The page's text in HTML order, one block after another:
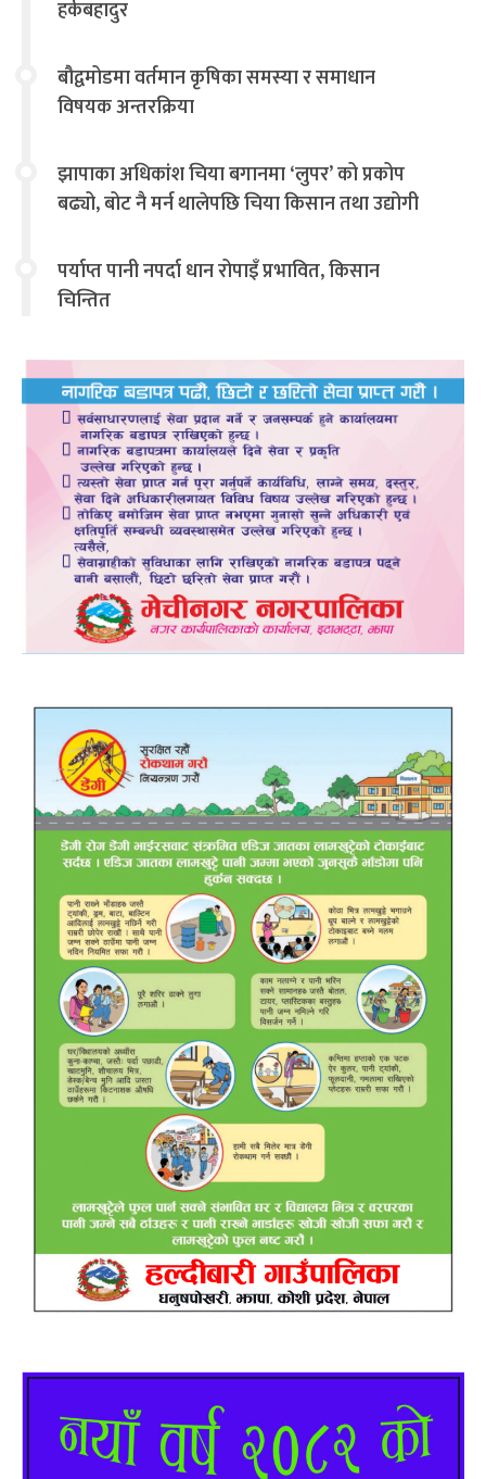
हर्कबहादुर
बौद्वमोडमा वर्तमान कृषिका समस्या र समाधान
विषयक अन्तरक्रिया
झापाका अधिकांश चिया बगानमा ‘लुपर’ को प्रकोप
बढ्यो, बोट नै मर्न थालेपछि चिया किसान तथा उद्योगी
पर्याप्त पानी नपर्दा धान रोपाइँ प्रभावित, किसान
चिन्तित